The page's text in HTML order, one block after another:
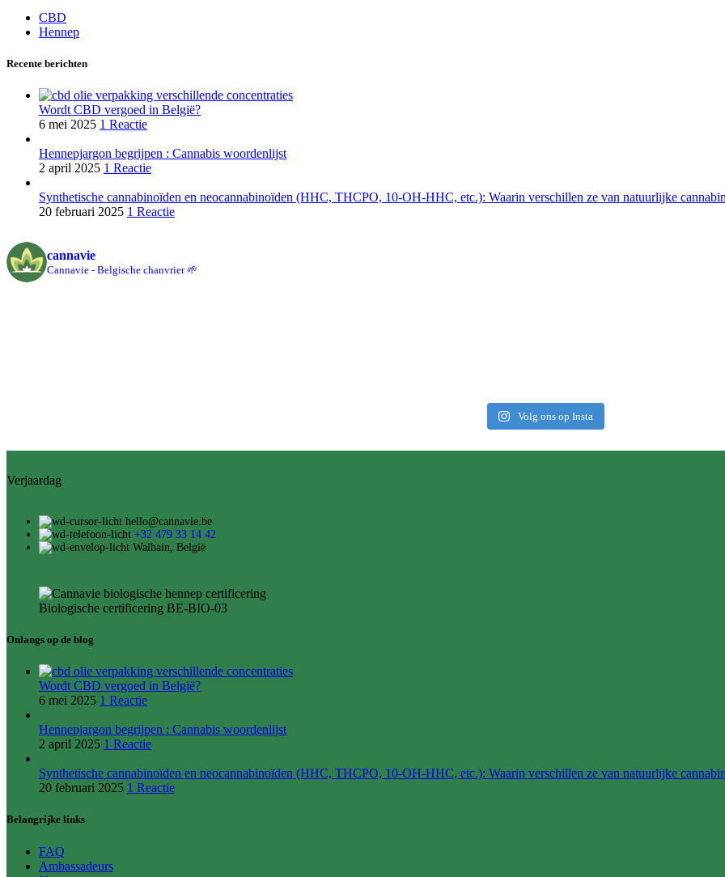
CBD
Hennep
Recente berichten
Wordt CBD vergoed in België?
6 mei 2025 1 Reactie
Hennepjargon begrijpen : Cannabis woordenlijst
2 april 2025 1 Reactie
Synthetische cannabinoïden en neocannabinoïden (HHC, THCPO, 10-OH-HHC, etc.): Waarin verschillen ze van natuurlijke
20 februari 2025 1 Reactie
cannavie
Cannavie - Belgische chanvrier 🌱
Volg ons op Insta
Verjaardag
hello@cannavie.be
+32 479 33 14 42
Walhain, België
Biologische certificering BE-BIO-03
Onlangs op de blog
Wordt CBD vergoed in België?
6 mei 2025 1 Reactie
Hennepjargon begrijpen : Cannabis woordenlijst
2 april 2025 1 Reactie
Synthetische cannabinoïden en neocannabinoïden (HHC, THCPO, 10-OH-HHC, etc.): Waarin verschillen ze van natuurlijke
20 februari 2025 1 Reactie
Belangrijke links
FAQ
Ambassadeurs